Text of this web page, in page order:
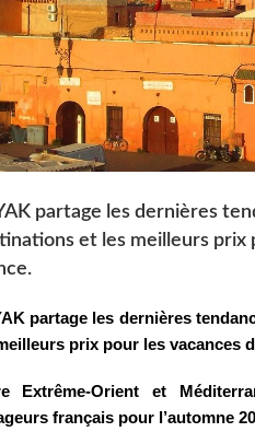
partage les dernières
et les meilleurs prix
partage les dernières
prix pour les vacances
Extrême-Orient et
français pour l’automne